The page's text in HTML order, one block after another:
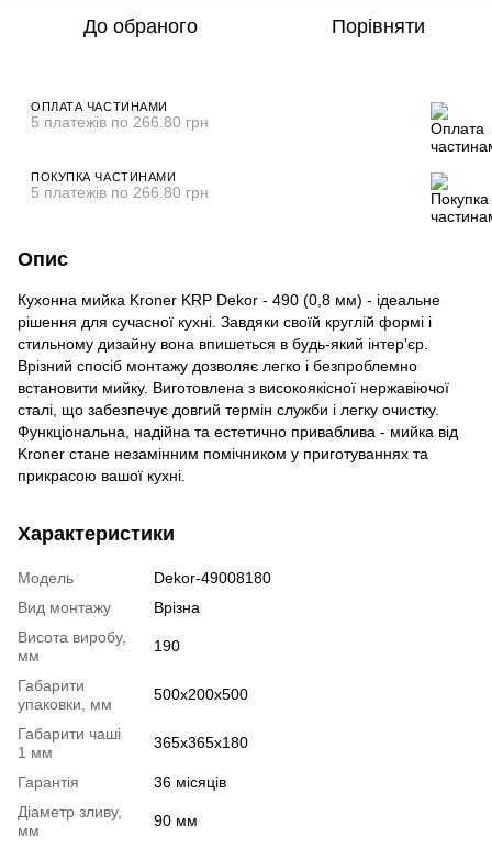
До обраного Порівняти
ОПЛАТА ЧАСТИНАМИ
5 платежів по 266.80 грн
ПОКУПКА ЧАСТИНАМИ
5 платежів по 266.80 грн
Опис
Кухонна мийка Kroner KRP Dekor - 490 (0,8 мм) - ідеальне
рішення для сучасної кухні. Завдяки своїй круглій формі і
стильному дизайну вона впишеться в будь-який інтер'єр.
Врізний спосіб монтажу дозволяє легко і безпроблемно
встановити мийку. Виготовлена з високоякісної нержавіючої
сталі, що забезпечує довгий термін служби і легку очистку.
Функціональна, надійна та естетично приваблива - мийка від
Kroner стане незамінним помічником у приготуваннях та
прикрасою вашої кухні.
Характеристики
Модель
Dekor-49008180
Вид монтажу
Врізна
Висота виробу,
мм
190
Габарити
упаковки, мм
500х200х500
Габарити чаші
1 мм
365х365х180
Гарантія
36 місяців
Діаметр зливу,
мм
90 мм